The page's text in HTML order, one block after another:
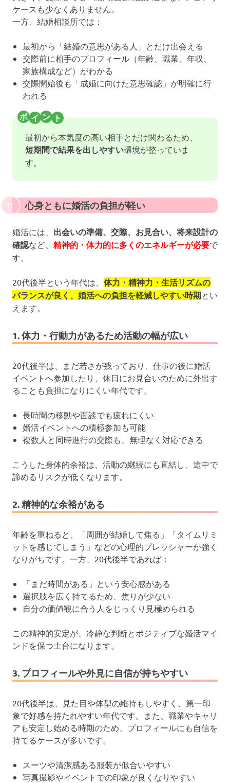
ケースも少なくありません。
一方、結婚相談所では：
最初から「結婚の意思がある人」とだけ出会える
交際前に相手のプロフィール（年齢、職業、年収、
家族構成など）がわかる
交際開始後も「成婚に向けた意思確認」が明確に行
われる
最初から本気度の高い相手とだけ関わるため、
短期間で結果を出しやすい環境が整っていま
す。
心身ともに婚活の負担が軽い
婚活には、 出会いの準備、交際、お見合い、将来設計の
確認など、 精神的・体力的に多くのエネルギーが必要で
す。
20代後半という年代は、 体力・精神力・生活リズムの
バランスが良く、婚活への負担を軽減しやすい時期とい
えます。
1. 体力・行動力があるため活動の幅が広い
20代後半は、まだ若さが残っており、仕事の後に婚活
イベントへ参加したり、休日にお見合いのために外出す
ることも負担になりにくい年代です。
長時間の移動や面談でも疲れにくい
婚活イベントへの積極参加も可能
複数人と同時進行の交際も、無理なく対応できる
こうした身体的余裕は、活動の継続にも直結し、途中で
諦めるリスクが低くなります。
2. 精神的な余裕がある
年齢を重ねると、「周囲が結婚して焦る」「タイムリミ
ットを感じてしまう」などの心理的プレッシャーが強く
なりがちです。一方、20代後半であれば：
「まだ時間がある」という安心感がある
選択肢を広く持てるため、焦りが少ない
自分の価値観に合う人をじっくり見極められる
この精神的安定が、冷静な判断とポジティブな婚活マイ
ンドを保つ土台になります。
3. プロフィールや外見に自信が持ちやすい
20代後半は、見た目や体型の維持もしやすく、第一印
象で好感を持たれやすい年代です。また、職業やキャリ
アも安定し始める時期のため、プロフィールにも自信を
持てるケースが多いです。
スーツや清潔感ある服装が似合いやすい
写真撮影やイベントでの印象が良くなりやすい